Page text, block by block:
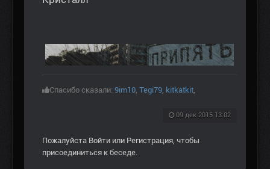
Спасибо сказали: 9im10 Tegi79 kitkatkit
09 дек 2015 13:02
Пожалуйста Войти или Регистрация , чтобы
присоединиться к беседе.